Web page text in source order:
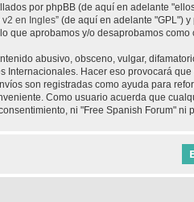
por phpBB (de aquí en adelante
en Ingles” (de aquí en adelante "GPL")
que aprobamos y/o desaprobamos
abusivo, obsceno, vulgar,
Internacionales. Hacer eso provocará
son registradas como ayuda para
Como usuario acuerda que
ni "Free Spanish Forum"